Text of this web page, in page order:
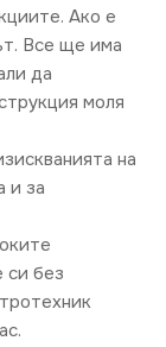
Ако е
Все ще има
да
моля
на
и за
си без